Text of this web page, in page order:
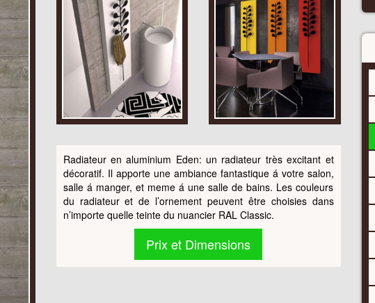
Radiateur en aluminium Eden: un radiateur très excitant et
décoratif. Il apporte une ambiance fantastique á votre salon,
salle á manger, et meme á une salle de bains. Les couleurs
du radiateur et de l’ornement peuvent être choisies dans
n’importe quelle teinte du nuancier RAL Classic.
Prix et Dimensions